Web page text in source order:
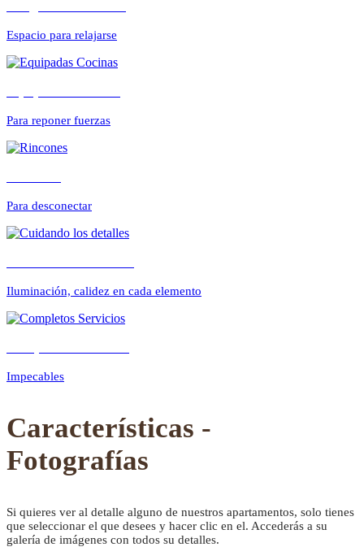
Previous Next
Espacio para relajarse
Para reponer fuerzas
Para desconectar
Iluminación, calidez en cada elemento
Impecables
Características -
Fotografías
Si quieres ver al detalle alguno de nuestros apartamentos, solo tienes
que seleccionar el que desees y hacer clic en el. Accederás a su
galería de imágenes con todos su detalles.